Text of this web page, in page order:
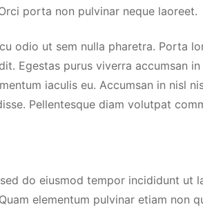
porta non pulvinar neque laoreet.
odio ut sem nulla pharetra. Porta
Egestas purus viverra accumsan
iaculis eu. Accumsan in nisl
Pellentesque diam volutpat
do eiusmod tempor incididunt ut
elementum pulvinar etiam non